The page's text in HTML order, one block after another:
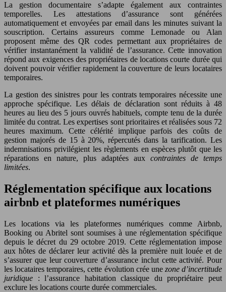
La gestion documentaire s’adapte également aux contraintes
temporelles. Les attestations d’assurance sont générées
automatiquement et envoyées par email dans les minutes suivant la
souscription. Certains assureurs comme Lemonade ou Alan
proposent même des QR codes permettant aux propriétaires de
vérifier instantanément la validité de l’assurance. Cette innovation
répond aux exigences des propriétaires de locations courte durée qui
doivent pouvoir vérifier rapidement la couverture de leurs locataires
temporaires.
La gestion des sinistres pour les contrats temporaires nécessite une
approche spécifique. Les délais de déclaration sont réduits à 48
heures au lieu des 5 jours ouvrés habituels, compte tenu de la durée
limitée du contrat. Les expertises sont prioritaires et réalisées sous 72
heures maximum. Cette célérité implique parfois des coûts de
gestion majorés de 15 à 20%, répercutés dans la tarification. Les
indemnisations privilégient les règlements en espèces plutôt que les
réparations en nature, plus adaptées aux contraintes de temps
limitées.
Réglementation spécifique aux locations
airbnb et plateformes numériques
Les locations via les plateformes numériques comme Airbnb,
Booking ou Abritel sont soumises à une réglementation spécifique
depuis le décret du 29 octobre 2019. Cette réglementation impose
aux hôtes de déclarer leur activité dès la première nuit louée et de
s’assurer que leur couverture d’assurance inclut cette activité. Pour
les locataires temporaires, cette évolution crée une zone d’incertitude
juridique : l’assurance habitation classique du propriétaire peut
exclure les locations courte durée commerciales.